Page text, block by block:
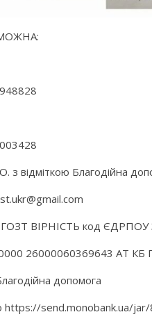
відміткою Благодійна
ВІРНІСТЬ код ЄДРПОУ
26000060369643 АТ КБ
допомога
https://send.monobank.ua/jar/